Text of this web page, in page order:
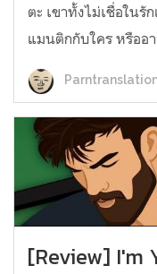
ตะ เขาทั้งไม่เชื่อในรั
แมนติกกับใคร หรืออา
[Review] I'm